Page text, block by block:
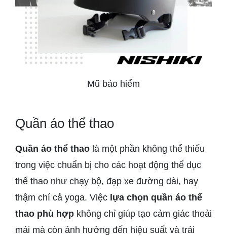
Mũ bảo hiểm
Quần áo thể thao
Quần áo thể thao là một phần không thể thiếu
trong việc chuẩn bị cho các hoạt động thể dục
thể thao như chạy bộ, đạp xe đường dài, hay
thậm chí cả yoga. Việc lựa chọn quần áo thể
thao phù hợp không chỉ giúp tạo cảm giác thoải
mái mà còn ảnh hưởng đến hiệu suất và trải